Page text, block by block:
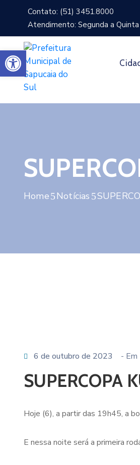
Contato: (51) 3451.8000
Atendimento: Segunda a
Home Notícias
6 de outubro de 2023 - Em
SUPERCOPA
Hoje (6), a partir das 19h45, a
E nessa noite será a primeira
Abrir a barra de